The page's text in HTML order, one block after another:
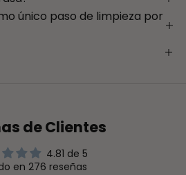
único paso de limpieza por
de Clientes
4.81 de 5
en 276 reseñas